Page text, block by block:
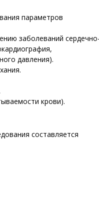
параметров
заболеваний
давления).
крови).
составляется